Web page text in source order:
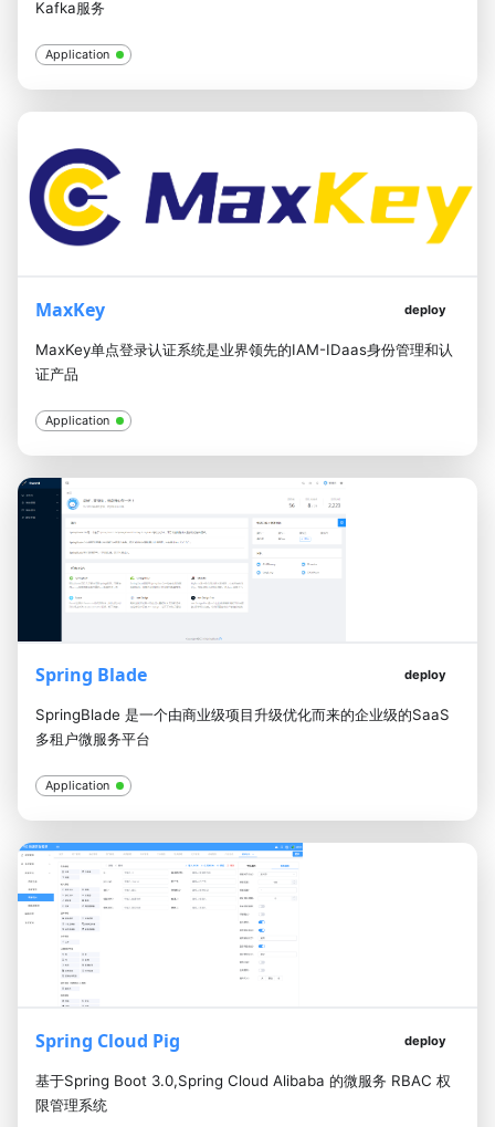
Kafka服务
Application
MaxKey deploy
MaxKey单点登录认证系统是业界领先的IAM-IDaas身份管理和认
证产品
Application
Spring Blade deploy
SpringBlade 是一个由商业级项目升级优化而来的企业级的SaaS
多租户微服务平台
Application
Spring Cloud Pig deploy
基于Spring Boot 3.0,Spring Cloud Alibaba 的微服务 RBAC 权
限管理系统